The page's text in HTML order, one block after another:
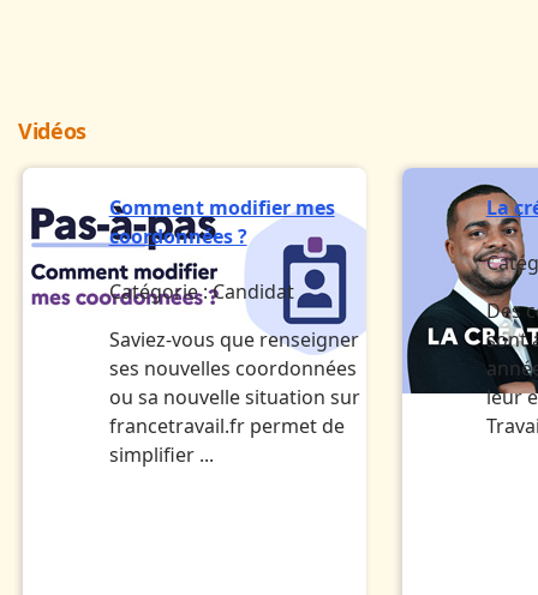
Vidéos
Comment modifier mes
coordonnées ?
Catégorie :Candidat
Saviez-vous que renseigner
ses nouvelles coordonnées
ou sa nouvelle situation sur
francetravail.fr permet de
simplifier ...
La
Des
sont
leur